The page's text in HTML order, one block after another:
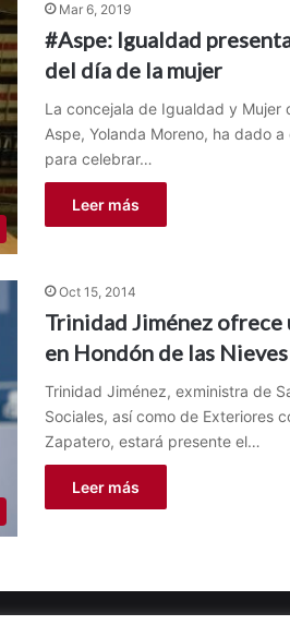
Mar 6, 2019
#Aspe: Igualdad
del día de la mujer
La concejala de Igualdad y Mujer
Aspe, Yolanda Moreno, ha dado
para celebrar…
Leer más
Oct 15, 2014
Trinidad Jiménez ofrece
en Hondón de las Nieves
Trinidad Jiménez, exministra de
Sociales, así como de Exteriores
Zapatero, estará presente el…
Leer más